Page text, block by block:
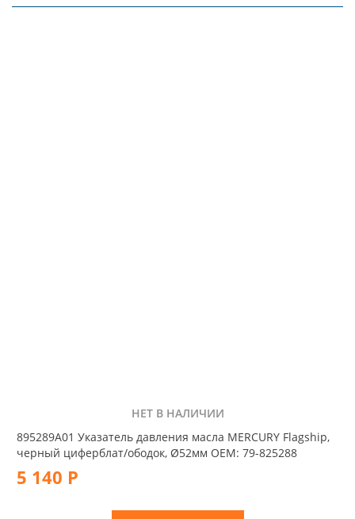
НЕТ В НАЛИЧИИ
895289A01 Указатель давления масла MERCURY Flagship,
черный циферблат/ободок, Ø52мм OEM: 79-825288
5 140 Р